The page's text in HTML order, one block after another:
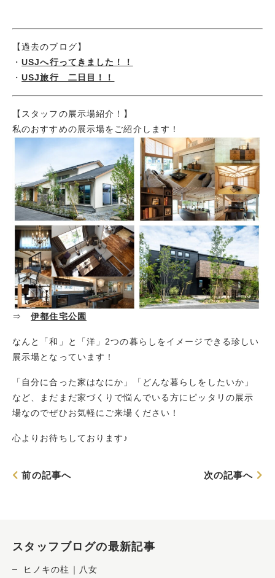
【過去のブログ】
・USJへ行ってきました！！
・USJ旅行 二日目！！
【スタッフの展示場紹介！】
私のおすすめの展示場をご紹介します！
⇒伊都住宅公園
なんと「和」と「洋」2つの暮らしをイメージできる珍しい
展示場となっています！
「自分に合った家はなにか」「どんな暮らしをしたいか」
など、まだまだ家づくりで悩んでいる方にピッタリの展示
場なのでぜひお気軽にご来場ください！
心よりお待ちしております♪
前の記事へ 次の記事へ
スタッフブログの最新記事
ヒノキの柱｜八女